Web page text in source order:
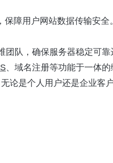
障用户网站数据传输安全。
队，确保服务器稳定可靠
、域名注册等功能于一体
论是个人用户还是企业客